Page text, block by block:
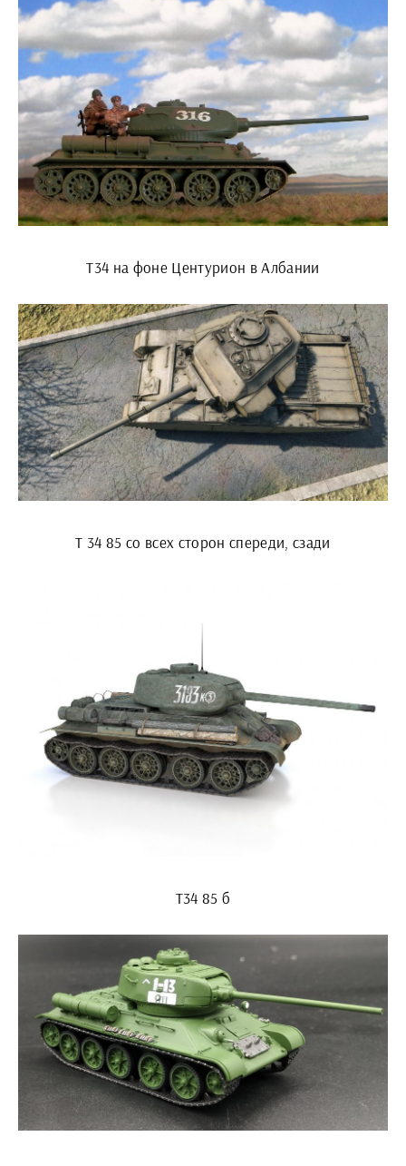
Т34 на фоне Центурион в Албании
Т 34 85 со всех сторон спереди, сзади
Т34 85 б